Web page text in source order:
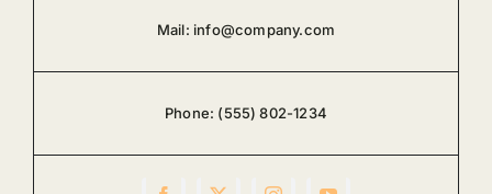
Mail: info@company.com
Phone: (555) 802-1234